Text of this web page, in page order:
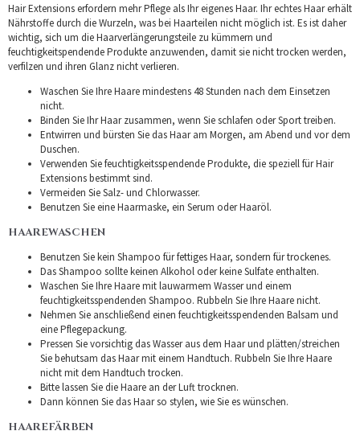
Hair Extensions erfordern mehr Pflege als Ihr eigenes Haar. Ihr echtes Haar erhält
Nährstoffe durch die Wurzeln, was bei Haarteilen nicht möglich ist. Es ist daher
wichtig, sich um die Haarverlängerungsteile zu kümmern und
feuchtigkeitspendende Produkte anzuwenden, damit sie nicht trocken werden,
verfilzen und ihren Glanz nicht verlieren.
Waschen Sie Ihre Haare mindestens 48 Stunden nach dem Einsetzen
nicht.
Binden Sie Ihr Haar zusammen, wenn Sie schlafen oder Sport treiben.
Entwirren und bürsten Sie das Haar am Morgen, am Abend und vor dem
Duschen.
Verwenden Sie feuchtigkeitsspendende Produkte, die speziell für Hair
Extensions bestimmt sind.
Vermeiden Sie Salz- und Chlorwasser.
Benutzen Sie eine Haarmaske, ein Serum oder Haaröl.
HAAREWASCHEN
Benutzen Sie kein Shampoo für fettiges Haar, sondern für trockenes.
Das Shampoo sollte keinen Alkohol oder keine Sulfate enthalten.
Waschen Sie Ihre Haare mit lauwarmem Wasser und einem
feuchtigkeitsspendenden Shampoo. Rubbeln Sie Ihre Haare nicht.
Nehmen Sie anschließend einen feuchtigkeitsspendenden Balsam und
eine Pflegepackung.
Pressen Sie vorsichtig das Wasser aus dem Haar und plätten/streichen
Sie behutsam das Haar mit einem Handtuch. Rubbeln Sie Ihre Haare
nicht mit dem Handtuch trocken.
Bitte lassen Sie die Haare an der Luft trocknen.
Dann können Sie das Haar so stylen, wie Sie es wünschen.
HAAREFÄRBEN